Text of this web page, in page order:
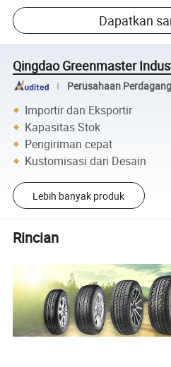
Dapatkan
Qingdao Greenmaster
Perusahaan
Importir dan Eksportir
Kapasitas Stok
Pengiriman cepat
Kustomisasi dari Desain
Lebih banyak produk
Rincian